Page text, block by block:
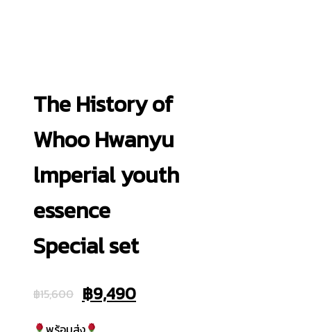
The History of
Whoo Hwanyu
lmperial youth
essence
Special set
฿15,600 Original
price
฿9,490Current